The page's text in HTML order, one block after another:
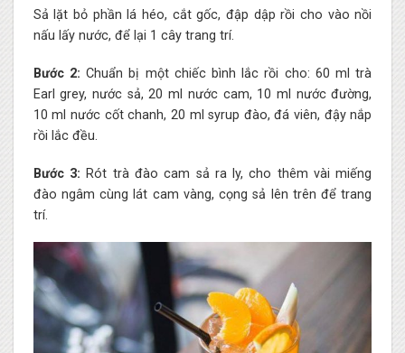
Sả lặt bỏ phần lá héo, cắt gốc, đập dập rồi cho vào nồi
nấu lấy nước, để lại 1 cây trang trí.
Bước 2: Chuẩn bị một chiếc bình lắc rồi cho: 60 ml trà
Earl grey, nước sả, 20 ml nước cam, 10 ml nước đường,
10 ml nước cốt chanh, 20 ml syrup đào, đá viên, đậy nắp
rồi lắc đều.
Bước 3: Rót trà đào cam sả ra ly, cho thêm vài miếng
đào ngâm cùng lát cam vàng, cọng sả lên trên để trang
trí.